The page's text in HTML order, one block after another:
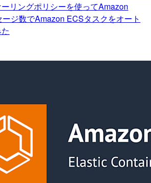
リングポリシーを使ってAmazon
ジ数でAmazon ECSタスクをオート